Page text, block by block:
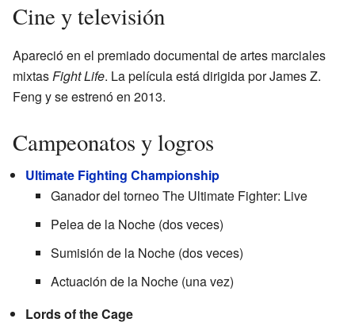
Cine y televisión
Apareció en el premiado documental de artes marciales
mixtasFight Life. La película está dirigida por James Z.
Feng y se estrenó en 2013.
Campeonatos y logros
Ultimate Fighting Championship
Ganador del torneo The Ultimate Fighter: Live
Pelea de la Noche (dos veces)
Sumisión de la Noche (dos veces)
Actuación de la Noche (una vez)
Lords of the Cage